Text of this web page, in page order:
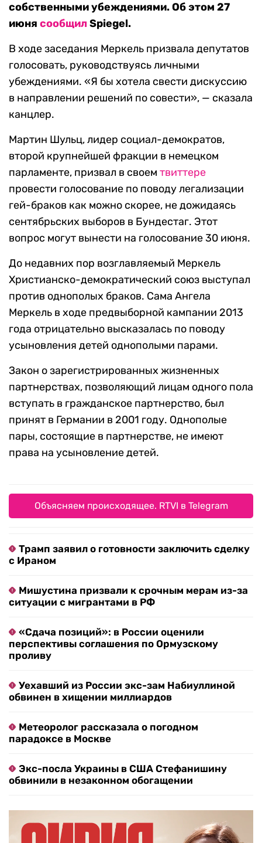
собственными убеждениями. Об этом 27
июня сообщилSpiegel.
В ходе заседания Меркель призвала депутатов
голосовать, руководствуясь личными
убеждениями. «Я бы хотела свести дискуссию
в направлении решений по совести», — сказала
канцлер.
Мартин Шульц, лидер социал-демократов,
второй крупнейшей фракции в немецком
парламенте, призвал в своем твиттере
провести голосование по поводу легализации
гей-браков как можно скорее, не дожидаясь
сентябрьских выборов в Бундестаг. Этот
вопрос могут вынести на голосование 30 июня.
До недавних пор возглавляемый Меркель
Христианско-демократический союз выступал
против однополых браков. Сама Ангела
Меркель в ходе предвыборной кампании 2013
года отрицательно высказалась по поводу
усыновления детей однополыми парами.
Закон о зарегистрированных жизненных
партнерствах, позволяющий лицам одного пола
вступать в гражданское партнерство, был
принят в Германии в 2001 году. Однополые
пары, состоящие в партнерстве, не имеют
права на усыновление детей.
Объясняем происходящее. RTVI в Telegram
Трамп заявил о готовности заключить сделку
с Ираном
Мишустина призвали к срочным мерам из-за
ситуации с мигрантами в РФ
«Сдача позиций»: в России оценили
перспективы соглашения по Ормузскому
проливу
Уехавший из России экс-зам Набиуллиной
обвинен в хищении миллиардов
Метеоролог рассказала о погодном
парадоксе в Москве
Экс-посла Украины в США Стефанишину
обвинили в незаконном обогащении